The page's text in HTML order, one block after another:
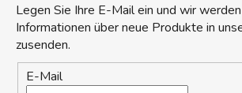
Legen Sie Ihre E-Mail ein und wir
Informationen über neue Produkte in
zusenden.
E-Mail